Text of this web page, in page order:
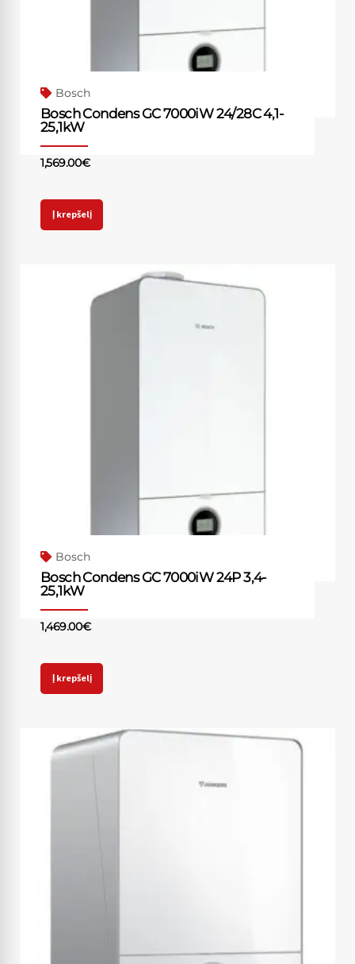
Bosch
Bosch Condens GC 7000iW 24/28C 4,1-
25,1kW
1,569.00€
Į krepšelį
Bosch
Bosch Condens GC 7000iW 24P 3,4-
25,1kW
1,469.00€
Į krepšelį